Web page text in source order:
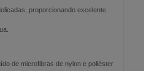
proporcionando excelente
de microfibras de nylon e poliéster